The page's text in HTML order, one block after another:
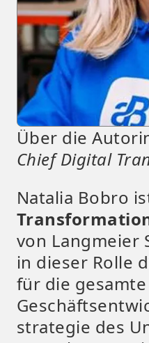
Über die
Chief Digital
Natalia Bobro
von Langmeier
in dieser Rolle
für die gesamte
strategie des